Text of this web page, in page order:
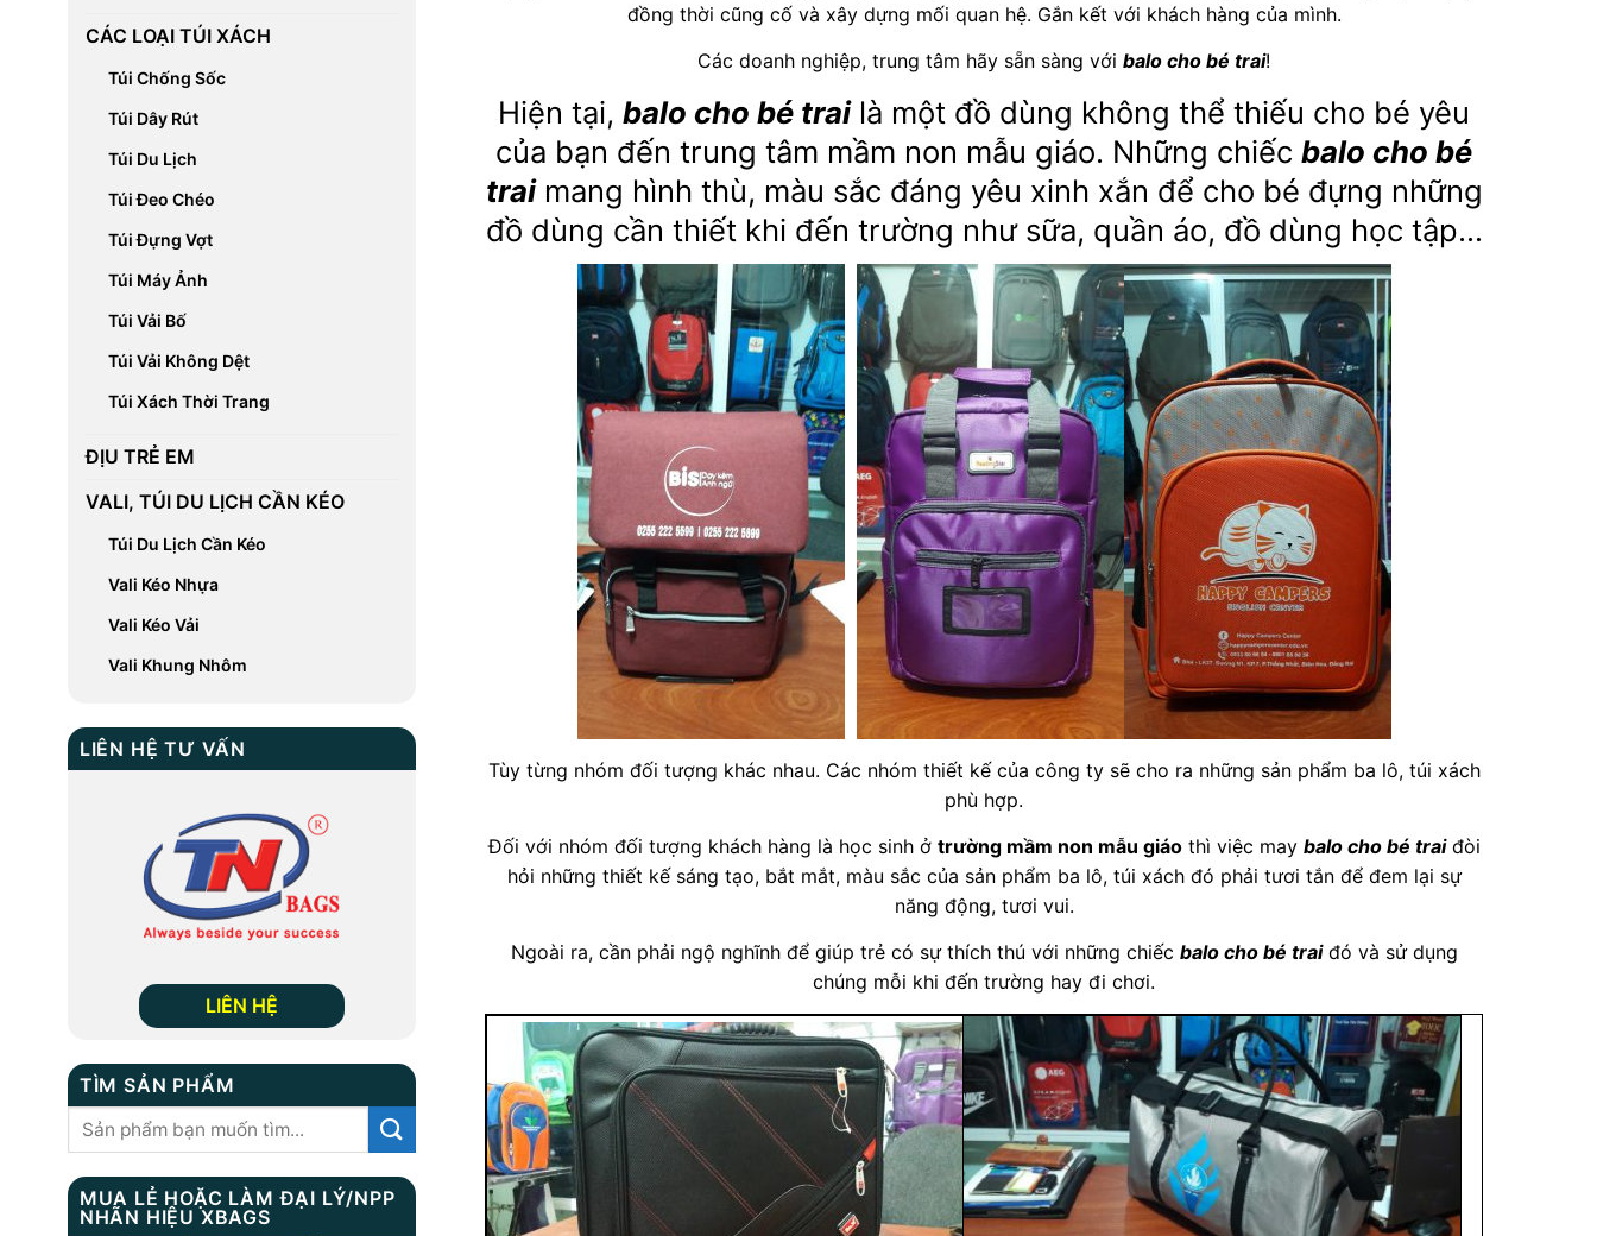
CÁC LOẠI TÚI XÁCH
Túi Chống Sốc
Túi Dây Rút
Túi Du Lịch
Túi Đeo Chéo
Túi Đựng Vợt
Túi Máy Ảnh
Túi Vải Bố
Túi Vải Không Dệt
Túi Xách Thời Trang
ĐỊU TRẺ EM
VALI, TÚI DU LỊCH CẦN KÉO
Túi Du Lịch Cần Kéo
Vali Kéo Nhựa
Vali Kéo Vải
Vali Khung Nhôm
LIÊN HỆ TƯ VẤN
LIÊN HỆ
TÌM SẢN PHẨM
Tìm
MUA LẺ HOẶC LÀM ĐẠI LÝ/NPP
NHÃN HIỆU XBAGS
đồng thời cũng cố và xây dựng mối quan hệ. Gắn kết với khách hàng của mình.
Các doanh nghiệp, trung tâm hãy sẵn sàng vớibalo cho bé trai!
Hiện tại,balo cho bé trailà một đồ dùng không thể thiếu cho bé yêu
của bạn đến trung tâm mầm non mẫu giáo. Những chiếcbalo cho bé
traimang hình thù, màu sắc đáng yêu xinh xắn để cho bé đựng những
đồ dùng cần thiết khi đến trường như sữa, quần áo, đồ dùng học tập…
Tùy từng nhóm đối tượng khác nhau. Các nhóm thiết kế của công ty sẽ cho ra những sản phẩm ba lô, túi xách
phù hợp.
Đối với nhóm đối tượng khách hàng là học sinh ở trường mầm non mẫu giáothì việc may balo cho bé traiđòi
hỏi những thiết kế sáng tạo, bắt mắt, màu sắc của sản phẩm ba lô, túi xách đó phải tươi tắn để đem lại sự
năng động, tươi vui.
Ngoài ra, cần phải ngộ nghĩnh để giúp trẻ có sự thích thú với những chiếc balo cho bé traiđó và sử dụng
chúng mỗi khi đến trường hay đi chơi.